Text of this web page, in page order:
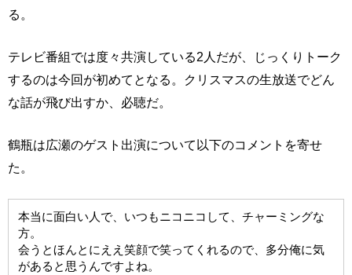
る。
テレビ番組では度々共演している2人だが、じっくりトーク
するのは今回が初めてとなる。クリスマスの生放送でどん
な話が飛び出すか、必聴だ。
鶴瓶は広瀬のゲスト出演について以下のコメントを寄せ
た。
本当に面白い人で、いつもニコニコして、チャーミングな
方。
会うとほんとにええ笑顔で笑ってくれるので、多分俺に気
があると思うんですよね。